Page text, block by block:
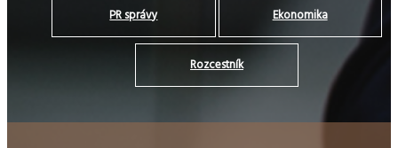
PR správy Ekonomika
Rozcestník